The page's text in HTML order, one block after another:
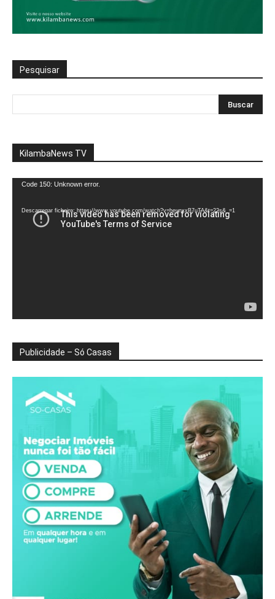
Pesquisar
KilambaNews TV
Reprodutor
vídeo
Code 150: Unknown error.
Descarregar ficheiro: https://www.youtube.com/watch?v=heunxxB7uTA&t=22s&_=1
Publicidade – Só Casas